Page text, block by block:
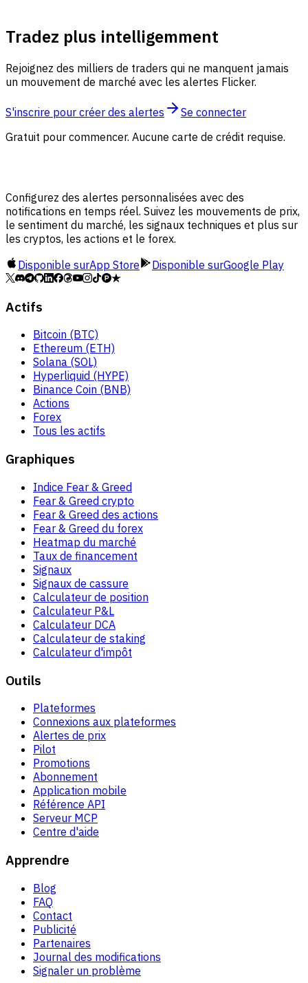
Tradez plus intelligemment
Rejoignez des milliers de traders qui ne manquent jamais
un mouvement de marché avec les alertes Flicker.
S'inscrire pour créer des alertes
Se connecter
Gratuit pour commencer. Aucune carte de crédit requise.
Configurez des alertes personnalisées avec des
notifications en temps réel. Suivez les mouvements de prix,
le sentiment du marché, les signaux techniques et plus sur
les cryptos, les actions et le forex.
Disponible surApp Store Disponible surGoogle Play
Actifs
Bitcoin (BTC)
Ethereum (ETH)
Solana (SOL)
Hyperliquid (HYPE)
Binance Coin (BNB)
Actions
Forex
Tous les actifs
Graphiques
Indice Fear & Greed
Fear & Greed crypto
Fear & Greed des actions
Fear & Greed du forex
Heatmap du marché
Taux de financement
Signaux
Signaux de cassure
Calculateur de position
Calculateur P&L
Calculateur DCA
Calculateur de staking
Calculateur d'impôt
Outils
Plateformes
Connexions aux plateformes
Alertes de prix
Pilot
Promotions
Abonnement
Application mobile
Référence API
Serveur MCP
Centre d'aide
Apprendre
Blog
FAQ
Contact
Publicité
Partenaires
Journal des modifications
Signaler un problème